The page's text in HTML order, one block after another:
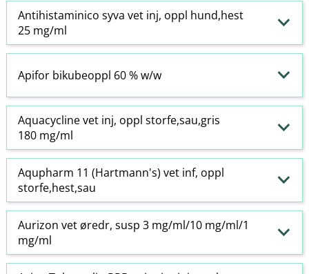
Antihistaminico syva vet inj, oppl hund,hest
25 mg/ml
Apifor bikubeoppl 60 % w​/​w
Aquacycline vet inj, oppl storfe,sau,gris
180 mg/ml
Aqupharm 11 (Hartmann's) vet inf, oppl
storfe,hest,sau
Aurizon vet øredr, susp 3 mg/ml/10 mg/ml/1
mg/ml